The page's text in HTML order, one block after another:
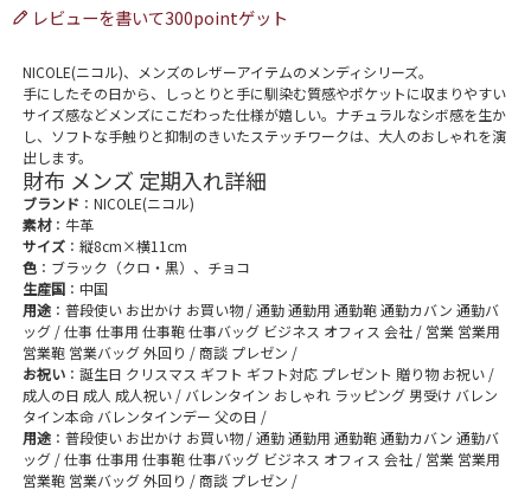
レビューを書いて300pointゲット
NICOLE(ニコル)、メンズのレザーアイテムのメンディシリーズ。
手にしたその日から、しっとりと手に馴染む質感やポケットに収まりやすい
サイズ感などメンズにこだわった仕様が嬉しい。ナチュラルなシボ感を生か
し、ソフトな手触りと抑制のきいたステッチワークは、大人のおしゃれを演
出します。
財布 メンズ 定期入れ詳細
ブランド ：NICOLE(ニコル)
素材：牛革
サイズ：縦8cm×横11cm
色：ブラック（クロ・黒）、チョコ
生産国：中国
用途：普段使い お出かけ お買い物 / 通勤 通勤用 通勤鞄 通勤カバン 通勤バ
ッグ / 仕事 仕事用 仕事鞄 仕事バッグ ビジネス オフィス 会社 / 営業 営業用
営業鞄 営業バッグ 外回り / 商談 プレゼン /
お祝い：誕生日 クリスマス ギフト ギフト対応 プレゼント 贈り物 お祝い /
成人の日 成人 成人祝い / バレンタイン おしゃれ ラッピング 男受け バレン
タイン本命 バレンタインデー 父の日 /
用途：普段使い お出かけ お買い物 / 通勤 通勤用 通勤鞄 通勤カバン 通勤バ
ッグ / 仕事 仕事用 仕事鞄 仕事バッグ ビジネス オフィス 会社 / 営業 営業用
営業鞄 営業バッグ 外回り / 商談 プレゼン /